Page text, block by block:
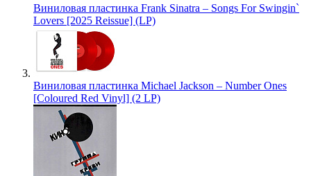
Виниловая пластинка Frank Sinatra – Songs For Swingin`
Lovers [2025 Reissue] (LP)
Виниловая пластинка Michael Jackson – Number Ones
[Coloured Red Vinyl] (2 LP)